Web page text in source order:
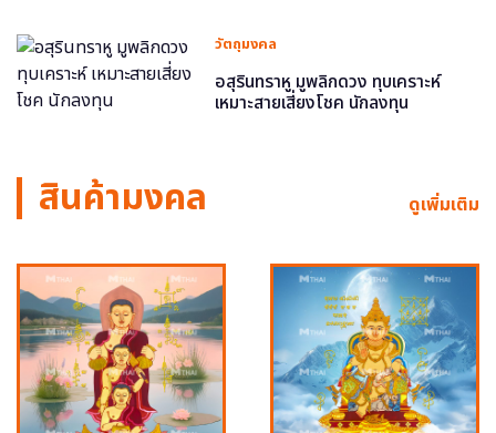
วัตถุมงคล
อสุรินทราหู มูพลิกดวง ทุบเคราะห์
เหมาะสายเสี่ยงโชค นักลงทุน
สินค้ามงคล ดูเพิ่มเติม